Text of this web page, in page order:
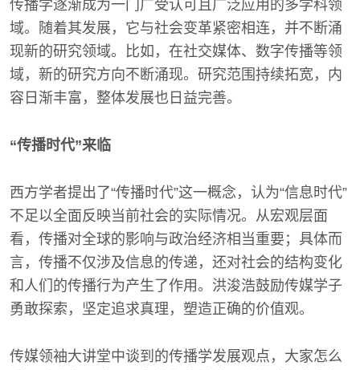
传播学逐渐成为一门广受认可且广泛应用的多学科领
域。随着其发展，它与社会变革紧密相连，并不断涌
现新的研究领域。比如，在社交媒体、数字传播等领
域，新的研究方向不断涌现。研究范围持续拓宽，内
容日渐丰富，整体发展也日益完善。
“传播时代”来临
西方学者提出了“传播时代”这一概念，认为“信息时代”
不足以全面反映当前社会的实际情况。从宏观层面
看，传播对全球的影响与政治经济相当重要；具体而
言，传播不仅涉及信息的传递，还对社会的结构变化
和人们的传播行为产生了作用。洪浚浩鼓励传媒学子
勇敢探索，坚定追求真理，塑造正确的价值观。
传媒领袖大讲堂中谈到的传播学发展观点，大家怎么